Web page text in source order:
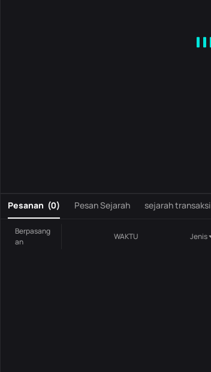
Pesanan (0) Pesan Sejarah sejarah transaksi
Berpasang
an
WAKTU Jenis